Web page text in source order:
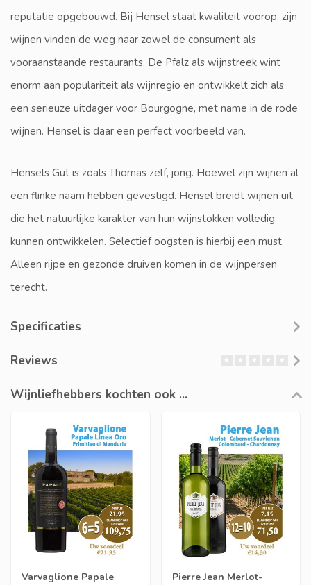
reputatie opgebouwd. Bij Hensel staat kwaliteit voorop, zijn
wijnen vinden de weg naar zowel de consument als
vooraanstaande restaurants. De Pfalz als wijnstreek wint
enorm aan populariteit als wijnregio en ontwikkelt zich als
een serieuze uitdager voor Bourgogne, met name in de rode
wijnen. Hensel is daar een perfect voorbeeld van.
Hensels Gut is zoals Thomas zelf, jong. Hoewel zijn wijnen al
een flinke naam hebben gevestigd. Hensel breidt wijnen uit
die het natuurlijke karakter van hun wijnstokken volledig
kunnen ontwikkelen. Selectief oogsten is hierbij een must.
Alleen rijpe en gezonde druiven komen in de wijnpersen
terecht.
Specificaties
Reviews
Wijnliefhebbers kochten ook ...
Varvaglione Papale
Pierre Jean Merlot-